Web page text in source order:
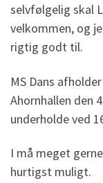
selvfølgelig skal
velkommen, og
rigtig godt til.
MS Dans
Ahornhallen den
underholde ved
I må meget
hurtigst muligt.